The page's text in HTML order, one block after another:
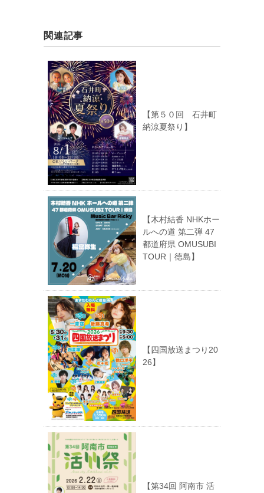
関連記事
【第５０回 石井町
納涼夏祭り】
【木村結香 NHKホー
ルへの道 第二弾 47
都道府県 OMUSUBI
TOUR｜徳島】
【四国放送まつり20
26】
【第34回 阿南市 活